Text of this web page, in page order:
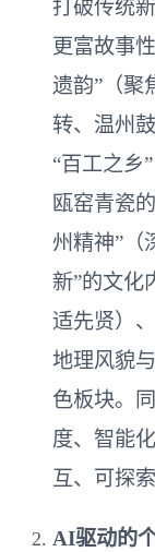
打破传统
更富故事
遗韵”（聚
转、温州
“百工之乡
瓯窑青瓷
州精神”（
新”的文化
适先贤）
地理风貌
色板块。
度、智能
互、可探
AI驱动的